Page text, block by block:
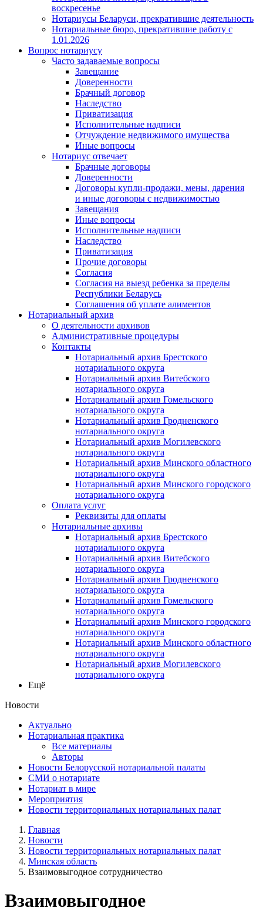
воскресенье
Нотариусы Беларуси, прекратившие деятельность
Нотариальные бюро, прекратившие работу с
1.01.2026
Вопрос нотариусу
Часто задаваемые вопросы
Завещание
Доверенности
Брачный договор
Наследство
Приватизация
Исполнительные надписи
Отчуждение недвижимого имущества
Иные вопросы
Нотариус отвечает
Брачные договоры
Доверенности
Договоры купли-продажи, мены, дарения
и иные договоры с недвижимостью
Завещания
Иные вопросы
Исполнительные надписи
Наследство
Приватизация
Прочие договоры
Согласия
Согласия на выезд ребенка за пределы
Республики Беларусь
Соглашения об уплате алиментов
Нотариальный архив
О деятельности архивов
Административные процедуры
Контакты
Нотариальный архив Брестского
нотариального округа
Нотариальный архив Витебского
нотариального округа
Нотариальный архив Гомельского
нотариального округа
Нотариальный архив Гродненского
нотариального округа
Нотариальный архив Могилевского
нотариального округа
Нотариальный архив Минского областного
нотариального округа
Нотариальный архив Минского городского
нотариального округа
Оплата услуг
Реквизиты для оплаты
Нотариальные архивы
Нотариальный архив Брестского
нотариального округа
Нотариальный архив Витебского
нотариального округа
Нотариальный архив Гродненского
нотариального округа
Нотариальный архив Гомельского
нотариального округа
Нотариальный архив Минского городского
нотариального округа
Нотариальный архив Минского областного
нотариального округа
Нотариальный архив Могилевского
нотариального округа
Ещё
Новости
Актуально
Нотариальная практика
Все материалы
Авторы
Новости Белорусской нотариальной палаты
СМИ о нотариате
Нотариат в мире
Мероприятия
Новости территориальных нотариальных палат
Главная
Новости
Новости территориальных нотариальных палат
Минская область
Взаимовыгодное сотрудничество
Взаимовыгодное